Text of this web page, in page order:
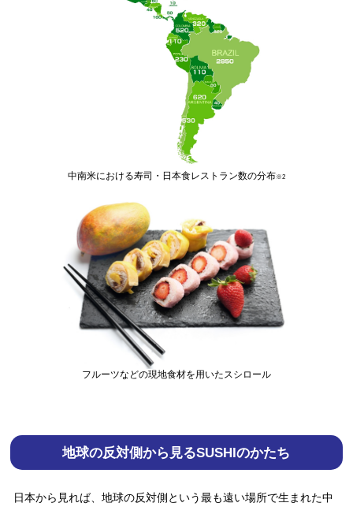
中南⽶における寿司・⽇本⾷レストラン数の分布※2
フルーツなどの現地⾷材を⽤いたスシロール
地球の反対側から⾒るSUSHIのかたち
⽇本から⾒れば、地球の反対側という最も遠い場所で⽣まれた中